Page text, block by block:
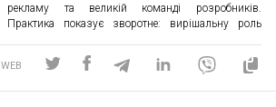
рекламу та великій команді розробників.
Практика показує зворотне: вирішальну роль
автоматизація. Кейс компанії «Світ Насіння» —
наочне підтвердження: зростання з 30-40 до 500
WEB